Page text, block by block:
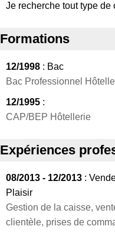
Je recherche tout type de
Formations
12/1998 : Bac
Bac Professionnel
12/1995 :
CAP/BEP Hôtellerie
Expériences
08/2013 - 12/2013 :
Plaisir
Gestion de la caisse,
clientèle, prises de